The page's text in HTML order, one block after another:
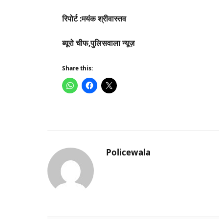
रिपोर्ट :मयंक श्रीवास्तव
ब्यूरो चीफ,पुलिसवाला न्यूज़
Share this:
Policewala